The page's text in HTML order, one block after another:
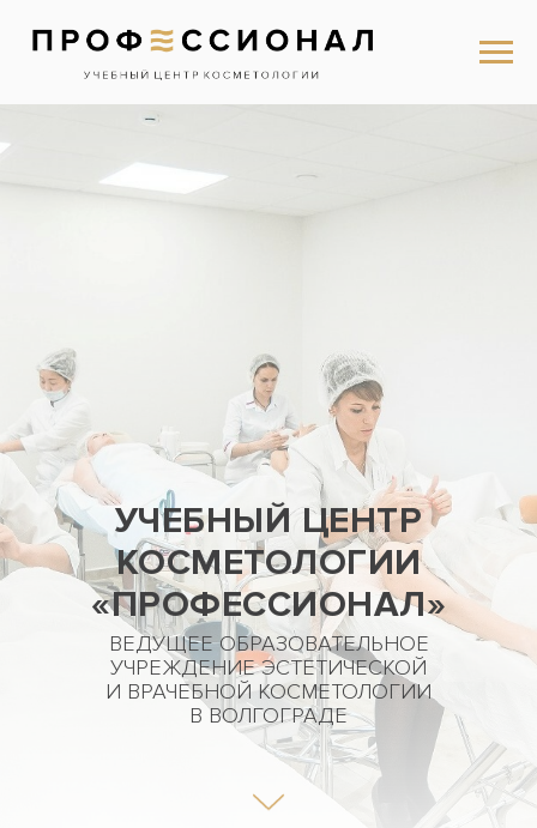
УЧЕБНЫЙ ЦЕНТР
КОСМЕТОЛОГИИ
«ПРОФЕССИОНАЛ»
ВЕДУЩЕЕ ОБРАЗОВАТЕЛЬНОЕ
УЧРЕЖДЕНИЕ ЭСТЕТИЧЕСКОЙ
И ВРАЧЕБНОЙ КОСМЕТОЛОГИИ
В ВОЛГОГРАДЕ